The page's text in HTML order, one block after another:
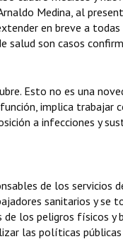
Medina, al
en breve a
salud son casos
Esto no es una
implica trabajar
a infecciones y
de los servicios
sanitarios y se
los peligros físicos y
las políticas